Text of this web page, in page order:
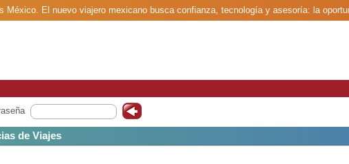
México. El nuevo viajero mexicano busca confianza, tecnología y asesoría: la
de Viajes